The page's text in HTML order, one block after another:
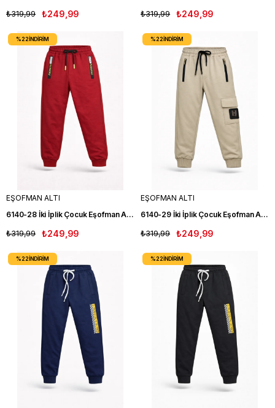
₺249,99
₺319,99 ₺249,99
₺319,99
EŞOFMAN ALTI
6140-28 İki İplik Çocuk Eşofman Altı KIRMIZI
₺249,99
₺319,99
%22İNDIRIM
EŞOFMAN ALTI
6140-29 İki İplik Çocuk Eşofman Altı KREM
₺249,99
₺319,99
%22İNDIRIM
%22İNDIRIM %22İNDIRIM